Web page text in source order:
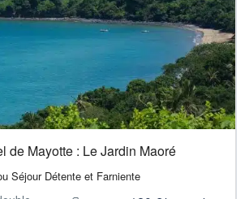
de Mayotte : Le Jardin Maoré
Séjour Détente et Farniente